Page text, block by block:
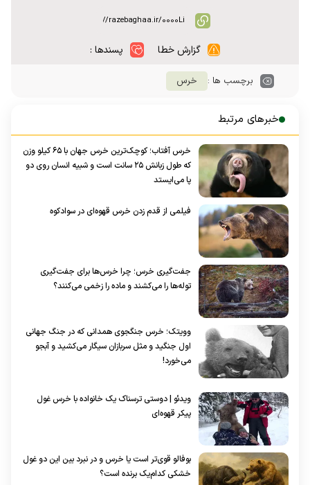
گزارش خطا پسندها :
برچسب ها : خرس
خبرهای مرتبط
خرس آفتاب؛ کوچک‌ترین خرس جهان با ۶۵ کیلو وزن
که طول زبانش ۲۵ سانت است و شبیه انسان روی دو
پا می‌ایستد
فیلمی از قدم زدن خرس قهوه‌ای در سوادکوه
جفت‌گیری خرس؛ چرا خرس‌ها برای جفت‌گیری
توله‌ها را می‌کشند و ماده را زخمی می‌کنند؟
وویتک؛ خرس جنگجوی همدانی که در جنگ جهانی
اول جنگید و مثل سربازان سیگار می‌کشید و آبجو
می‌خورد!
ویدئو | دوستی ترسناک یک خانواده با خرس غول
پیکر قهوه‌ای
بوفالو قوی‌تر است یا خرس و در نبرد بین این دو غول
خشکی کدام‌یک برنده است؟